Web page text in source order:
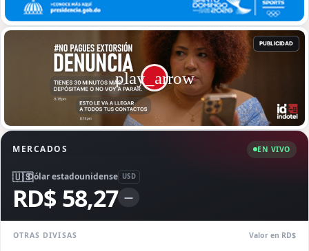
MERCADOS EN VIVO
🇺🇸Dólar estadounidense USD
RD$ 58,27 —
OTRAS DIVISAS Valor en RD$